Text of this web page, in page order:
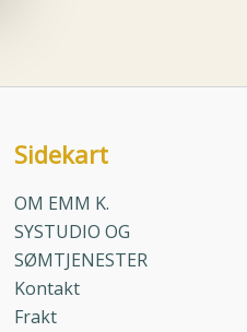
Sidekart
OM EMM K.
SYSTUDIO OG
SØMTJENESTER
Kontakt
Frakt